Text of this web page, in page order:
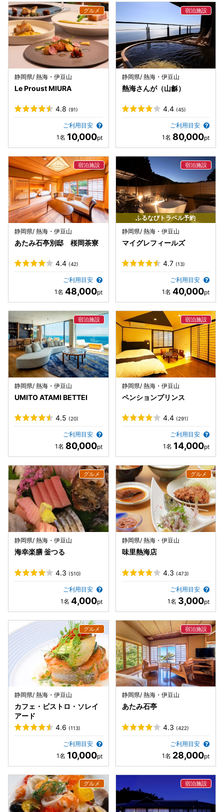
静岡県/ 熱海・伊豆山
Le Proust MIURA
4.8 (91)
ご利用目安
10,000
静岡県/ 熱海・伊豆山
熱海さんが（山龢）
4.4 (45)
ご利用目安
80,000
静岡県/ 熱海・伊豆山
あたみ石亭別邸 桜岡茶寮
4.4 (42)
ご利用目安
48,000
ふるなびトラベル予約
静岡県/ 熱海・伊豆山
マイグレフィールズ
4.7 (13)
ご利用目安
40,000
静岡県/ 熱海・伊豆山
UMITO ATAMI BETTEI
4.5 (20)
ご利用目安
80,000
静岡県/ 熱海・伊豆山
ペンションプリンス
4.4 (291)
ご利用目安
14,000
静岡県/ 熱海・伊豆山
海幸楽膳 釡つる
4.3 (510)
ご利用目安
4,000
静岡県/ 熱海・伊豆山
味里熱海店
4.3 (473)
ご利用目安
3,000
静岡県/ 熱海・伊豆山
カフェ・ビストロ・ソレイ
アード
4.6 (113)
ご利用目安
10,000
静岡県/ 熱海・伊豆山
あたみ石亭
4.3 (422)
ご利用目安
28,000